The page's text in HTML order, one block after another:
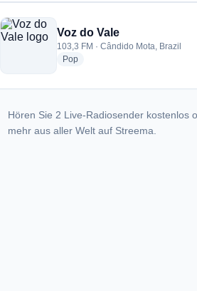
Voz do Vale
103,3 FM · Cândido Mota, Brazil
Popradio stations
Hören Sie 2 Live-Radiosender kostenlos
mehr aus aller Welt auf Streema.